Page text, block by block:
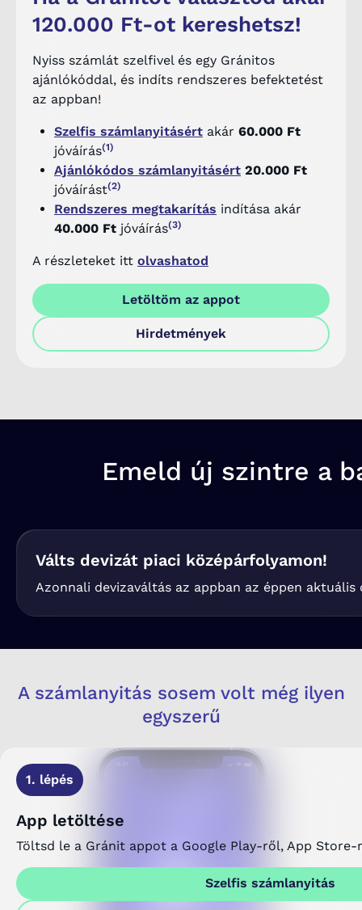
120.000 Ft-ot kereshetsz!
Nyiss számlát szelfivel és egy Gránitos
ajánlókóddal, és indíts rendszeres befektetést
az appban!
Szelfis számlanyitásért akár 60.000 Ft
jóváírás(1)
Ajánlókódos számlanyitásért 20.000 Ft
jóváírást(2)
Rendszeres megtakarítás indítása akár
40.000 Ft jóváírás(3)
A részleteket itt olvashatod
Letöltöm az appot
Hirdetmények
Emeld új szintre a
Válts devizát piaci középárfolyamon!
Azonnali devizaváltás az appban az éppen
A számlanyitás sosem volt még ilyen
egyszerű
1. lépés
App letöltése
Töltsd le a Gránit appot a Google Play-ről, App
Szelfis számlanyitás